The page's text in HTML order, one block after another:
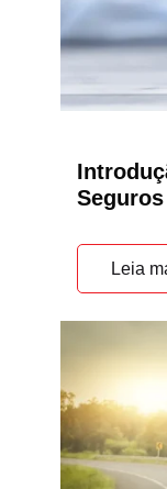
Seguros
Leia